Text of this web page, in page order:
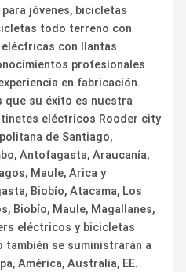
jóvenes, bicicletas
todo terreno con
eléctricas con llantas
profesionales
en fabricación.
que su éxito es nuestra
eléctricos Rooder city
de Santiago,
Antofagasta, Araucanía,
Maule, Arica y
Biobío, Atacama, Los
Biobío, Maule, Magallanes,
eléctricos y bicicletas
se suministrarán a
América, Australia, EE.